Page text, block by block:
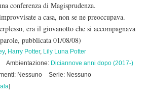
conferenza di Magisprudenza.
a casa, non se ne preoccupava.
era il giovanotto che si accompagnava
pubblicata 01/08/08)
, Harry Potter, Lily Luna Potter
Ambientazione: Diciannove anni dopo (2017-)
Nessuno
Serie: Nessuno
]